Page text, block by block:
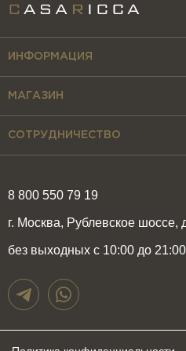
8 800 550 79 19
г. Москва, Рублевское шоссе,
без выходных с 10:00 до 21:00
ИНФОРМАЦИЯ
МАГАЗИН
СОТРУДНИЧЕСТВО